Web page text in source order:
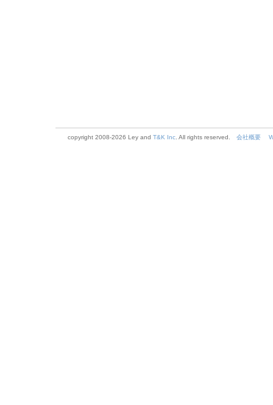
copyright 2008-2026 Ley and T&K Inc . All rights reserved. 会社概要